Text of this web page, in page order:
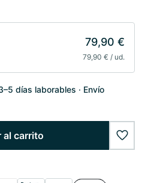
79,90 €
79,90 € / ud.
días laborables
Envío
al carrito